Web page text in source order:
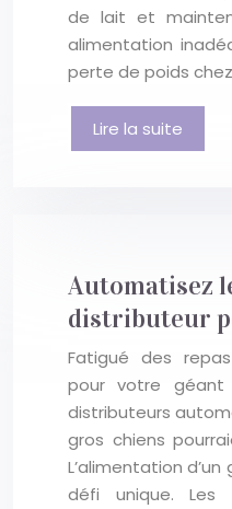
de lait et
alimentation
perte de poids
Lire la suite
Automatisez
distributeur
Fatigué des
pour votre
distributeurs
gros chiens
L’alimentation
défi unique. Les